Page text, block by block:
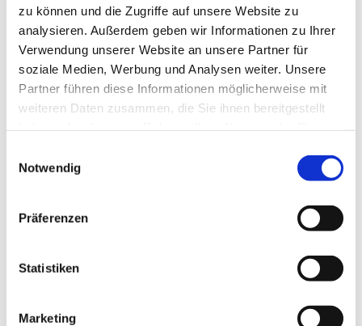
zu können und die Zugriffe auf unsere Website zu
analysieren. Außerdem geben wir Informationen zu Ihrer
Verwendung unserer Website an unsere Partner für
soziale Medien, Werbung und Analysen weiter. Unsere
Partner führen diese Informationen möglicherweise mit
weiteren Daten zusammen, die Sie ihnen bereitgestellt
Notwendig
Präferenzen
Statistiken
Marketing
Dies könnte Sie auch
interessieren